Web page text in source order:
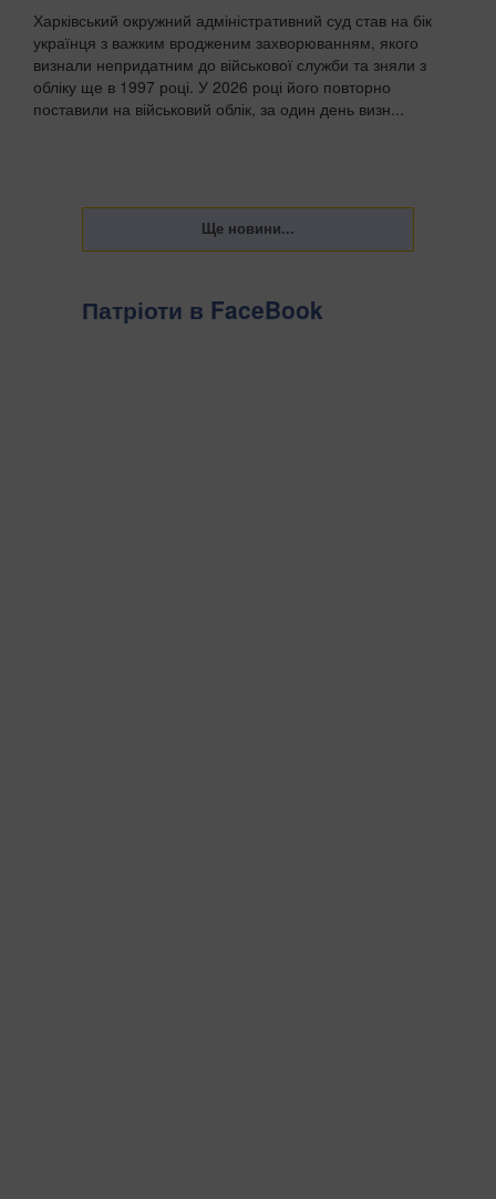
Харківський окружний адміністративний суд став на бік
українця з важким вродженим захворюванням, якого
визнали непридатним до військової служби та зняли з
обліку ще в 1997 році. У 2026 році його повторно
поставили на військовий облік, за один день визн...
Патріоти в FaceBook